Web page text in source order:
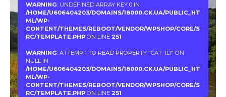
WARNING: UNDEFINED ARRAY KEY 0 IN
/HOME/U606404203/DOMAINS/18000.CK.UA/PUBLIC_HT
ML/WP-
CONTENT/THEMES/REBOOT/VENDOR/WPSHOP/CORE/S
RC/TEMPLATE.PHPON LINE 251
WARNING: ATTEMPT TO READ PROPERTY "CAT_ID" ON
NULL IN
/HOME/U606404203/DOMAINS/18000.CK.UA/PUBLIC_HT
ML/WP-
CONTENT/THEMES/REBOOT/VENDOR/WPSHOP/CORE/S
RC/TEMPLATE.PHPON LINE 251